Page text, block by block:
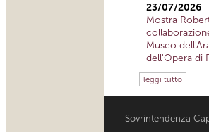
23/07/2026
Mostra
Museo
dell'Opera di
leggi tutto
Sovrintendenza